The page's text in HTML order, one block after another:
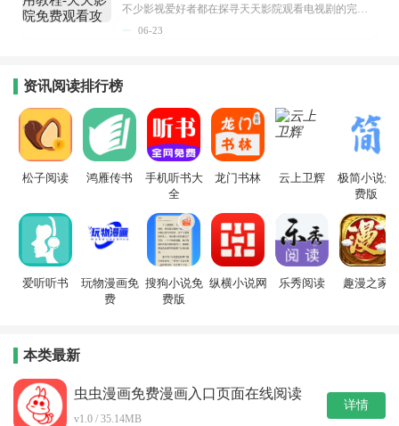
不少影视爱好者都在探寻天天影院观看电视剧的完整方法，结合最新平台使用规则，本篇新手入门攻略全面讲解观看渠道、检索流程、播放设置以及画面模式调整等实用内容。全文适配手机、电脑等主流设备，步骤简洁易懂，无论是初次使用的新手，还是想要优化观影体验的用户，都能参照内容快速上手，熟练掌握平台各项操作技巧，轻松畅享影视内容。...
06-23
资讯阅读排行榜
松子阅读 鸿雁传书
手机听书大
全
龙门书林 云上卫辉
极简小说免
费版
爱听听书
玩物漫画免
费
搜狗小说免
费版
纵横小说网 乐秀阅读 趣漫之家
本类最新
虫虫漫画免费漫画入口页面在线阅读
v1.0 / 35.14MB
详情